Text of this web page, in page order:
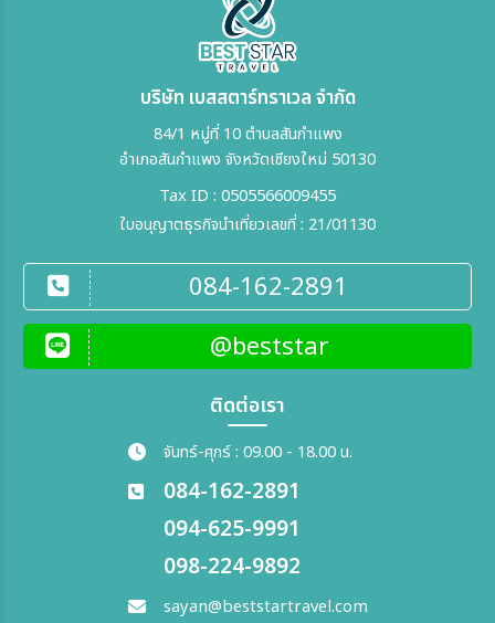
บริษัท เบสสตาร์ทราเวล จำกัด
84/1 หมู่ที่ 10 ตำบลสันกำแพง
อำเภอสันกำแพง จังหวัดเชียงใหม่ 50130
Tax ID : 0505566009455
ใบอนุญาตธุรกิจนำเที่ยวเลขที่ : 21/01130
084-162-2891
@beststar
ติดต่อเรา
จันทร์-ศุกร์ : 09.00 - 18.00 น.
084-162-2891
094-625-9991
098-224-9892
sayan@beststartravel.com